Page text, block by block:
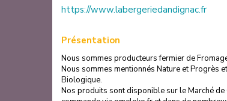
https://www.labergeriedandignac.fr
Présentation
Nous sommes producteurs fermier de
Nous sommes mentionnés Nature et Progrès
Biologique.
Nos produits sont disponible sur le Marché